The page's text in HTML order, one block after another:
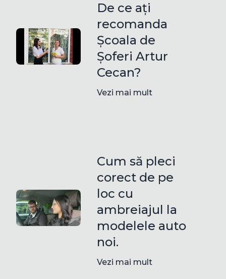
De ce ați
recomanda
Școala de
Șoferi Artur
Cecan?
Vezi mai mult
Cum să pleci
corect de pe
loc cu
ambreiajul la
modelele auto
noi.
Vezi mai mult